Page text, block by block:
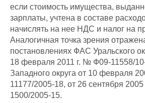
если стоимость имущества,
зарплаты, учтена в составе
начислять на нее НДС и налог на
Аналогичная точка зрения
постановлениях ФАС Уральского
18 февраля 2011 г. № Ф09-11558/
Западного округа от 10 февраля
11177/2005-18, от 26 сентября
1500/2005-15.